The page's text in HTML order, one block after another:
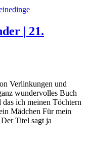
| 21.
Verlinkungen und
wundervolles Buch
ich meinen Töchtern
Mädchen Für mein
Titel sagt ja